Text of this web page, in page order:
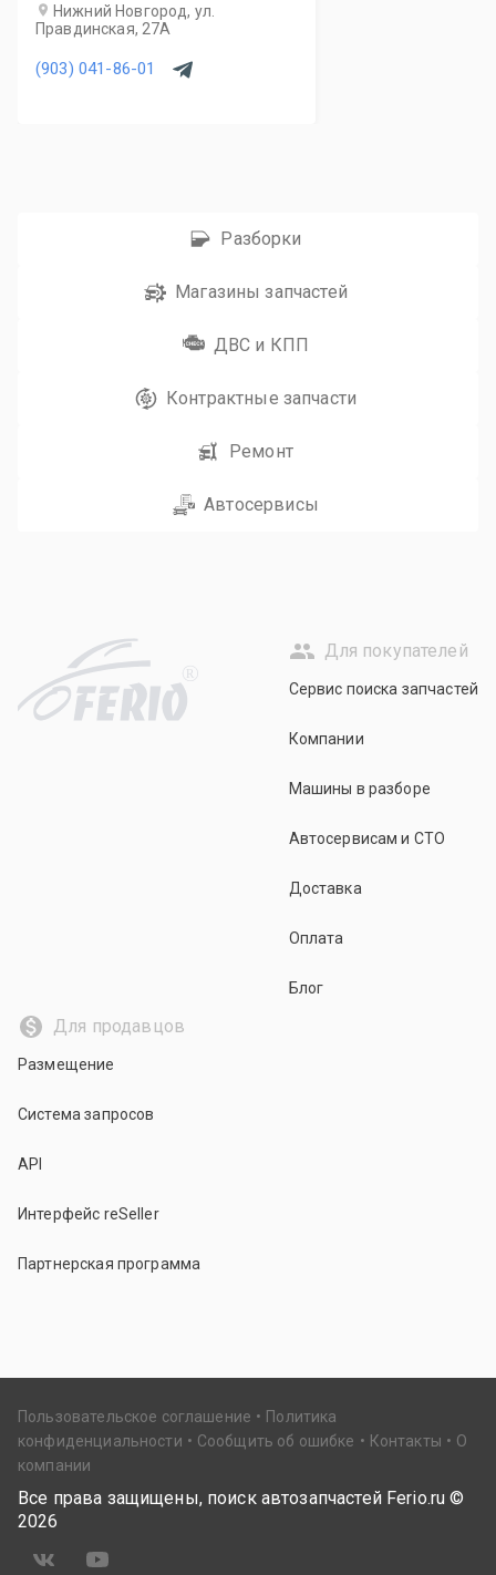
Нижний Новгород, ул.
Правдинская, 27А
(903) 041-86-01
Разборки
Магазины запчастей
ДВС и КПП
Контрактные запчасти
Ремонт
Автосервисы
R
Для покупателей
Сервис поиска запчастей
Компании
Машины в разборе
Автосервисам и СТО
Доставка
Оплата
Блог
Для продавцов
Размещение
Система запросов
API
Интерфейс reSeller
Партнерская программа
Пользовательское соглашение
Политика
конфиденциальности
Сообщить об ошибке Контакты
О
компании
Все права защищены, поиск автозапчастей Ferio.ru ©
2026